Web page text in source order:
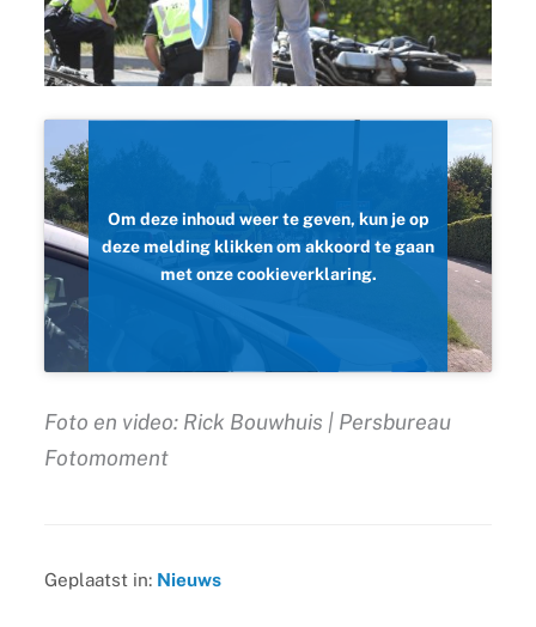
Om deze inhoud weer te geven, kun je op
deze melding klikken om akkoord te gaan
met onze cookieverklaring.
Foto en video: Rick Bouwhuis | Persbureau
Fotomoment
Geplaatst in: Nieuws